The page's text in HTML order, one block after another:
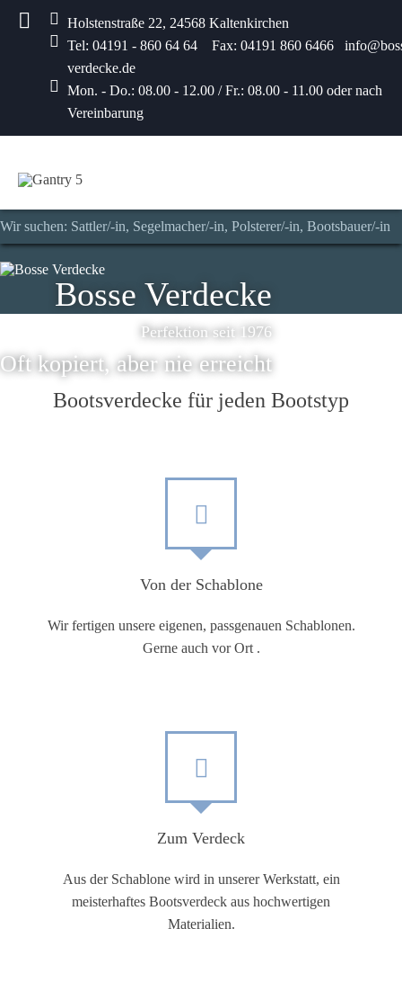
Holstenstraße 22, 24568 Kaltenkirchen
Tel: 04191 - 860 64 64 Fax: 04191 860 6466
verdecke.de
Mon. - Do.: 08.00 - 12.00 / Fr.: 08.00 - 11.00 oder nach
Vereinbarung
Wir suchen: Sattler/-in, Segelmacher/-in, Polsterer/-in, Bootsbauer/-in
Bosse Verdecke
Perfektion seit 1976
Oft kopiert, aber nie erreicht
Bootsverdecke für jeden Bootstyp
Von der Schablone
Wir fertigen unsere eigenen, passgenauen Schablonen.
Gerne auch vor Ort .
Zum Verdeck
Aus der Schablone wird in unserer Werkstatt, ein
meisterhaftes Bootsverdeck aus hochwertigen
Materialien.